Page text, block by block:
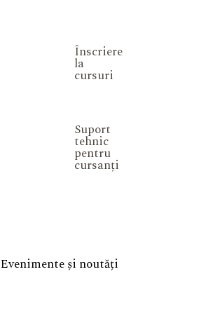
Înscriere
la
cursuri
Suport
tehnic
pentru
cursanți
Evenimente și noutăți